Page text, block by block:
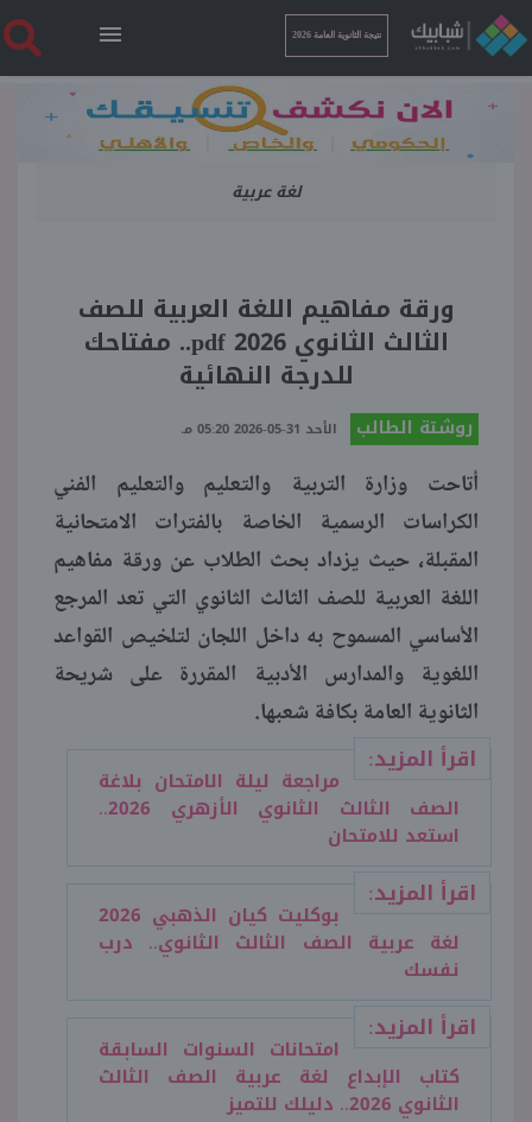
نتيجة الثانوية العامة 2026
الرئيسية
نتيجة الثانوية العامة 2026
فنجان قهوة
بوابة الطلبة
ملفات
منوعات
لغة عربية
ورقة مفاهيم اللغة العربية للصف
الثالث الثانوي pdf 2026.. مفتاحك
للدرجة النهائية
روشتة الطالب الأحد 31-05-2026 05:20 مـ
أتاحت وزارة التربية والتعليم والتعليم الفني
الكراسات الرسمية الخاصة بالفترات الامتحانية
المقبلة، حيث يزداد بحث الطلاب عن ورقة مفاهيم
اللغة العربية للصف الثالث الثانوي التي تعد المرجع
الأساسي المسموح به داخل اللجان لتلخيص القواعد
اللغوية والمدارس الأدبية المقررة على شريحة
الثانوية العامة بكافة شعبها.
اقرأ المزيد:
مراجعة ليلة الامتحان بلاغة
الصف الثالث الثانوي الأزهري 2026..
استعد للامتحان
اقرأ المزيد:
بوكليت كيان الذهبي 2026
لغة عربية الصف الثالث الثانوي.. درب
نفسك
اقرأ المزيد:
امتحانات السنوات السابقة
كتاب الإبداع لغة عربية الصف الثالث
الثانوي 2026.. دليلك للتميز